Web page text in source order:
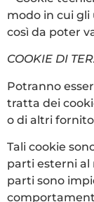
modo in cui
così da poter
COOKIE DI
Potranno
tratta dei
o di altri
Tali cookie
parti esterni al
parti sono